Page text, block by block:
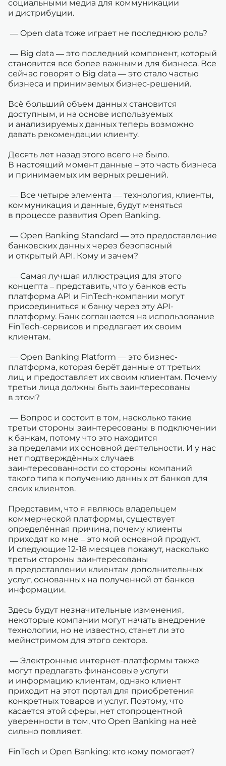
социальными медиа для коммуникации
и дистрибуции.
— Open data тоже играет не последнюю роль?
— Big data — это последний компонент, который
становится все более важными для бизнеса. Все
сейчас говорят о Big data — это стало частью
бизнеса и принимаемых бизнес-решений.
Всё больший объем данных становится
доступным, и на основе используемых
и анализируемых данных теперь возможно
давать рекомендации клиенту.
Десять лет назад этого всего не было.
В настоящий момент данные – это часть бизнеса
и принимаемых им верных решений.
— Все четыре элемента — технология, клиенты,
коммуникация и данные, будут меняться
в процессе развития Open Banking.
— Open Banking Standard — это предоставление
банковских данных через безопасный
и открытый API. Кому и зачем?
— Самая лучшая иллюстрация для этого
концепта – представить, что у банков есть
платформа API и FinTech-компании могут
присоединиться к банку через эту API-
платформу. Банк соглашается на использование
FinTech-сервисов и предлагает их своим
клиентам.
— Open Banking Platform — это бизнес-
платформа, которая берёт данные от третьих
лиц и предоставляет их своим клиентам. Почему
третьи лица должны быть заинтересованы
в этом?
— Вопрос и состоит в том, насколько такие
третьи стороны заинтересованы в подключении
к банкам, потому что это находится
за пределами их основной деятельности. И у нас
нет подтверждённых случаев
заинтересованности со стороны компаний
такого типа к получению данных от банков для
своих клиентов.
Представим, что я являюсь владельцем
коммерческой платформы, существует
определённая причина, почему клиенты
приходят ко мне – это мой основной продукт.
И следующие 12-18 месяцев покажут, насколько
третьи стороны заинтересованы
в предоставлении клиентам дополнительных
услуг, основанных на полученной от банков
информации.
Здесь будут незначительные изменения,
некоторые компании могут начать внедрение
технологии, но не известно, станет ли это
мейнстримом для этого сектора.
— Электронные интернет-платформы также
могут предлагать финансовые услуги
и информацию клиентам, однако клиент
приходит на этот портал для приобретения
конкретных товаров и услуг. Поэтому, что
касается этой сферы, нет стопроцентной
уверенности в том, что Open Banking на неё
сильно повлияет.
FinTech и Open Banking: кто кому помогает?